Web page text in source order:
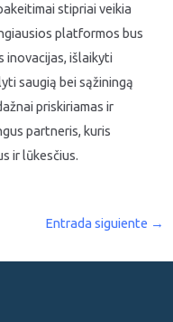
stipriai veikia
platformos bus
inovacijas, išlaikyti
saugią bei sąžiningą
priskiriamas ir
partneris, kuris
ir lūkesčius.
Entrada siguiente →